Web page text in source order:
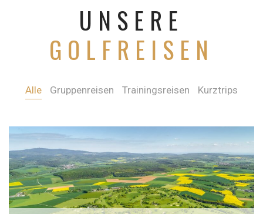
UNSERE
GOLFREISEN
Alle Gruppenreisen Trainingsreisen Kurztrips